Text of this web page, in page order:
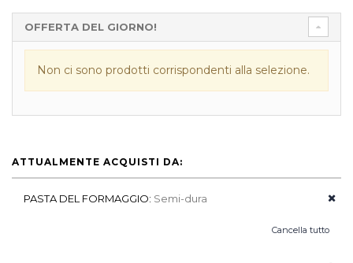
OFFERTA DEL GIORNO!
Non ci sono prodotti corrispondenti alla selezione.
ATTUALMENTE ACQUISTI DA:
PASTA DEL FORMAGGIO: Semi-dura
Cancella tutto